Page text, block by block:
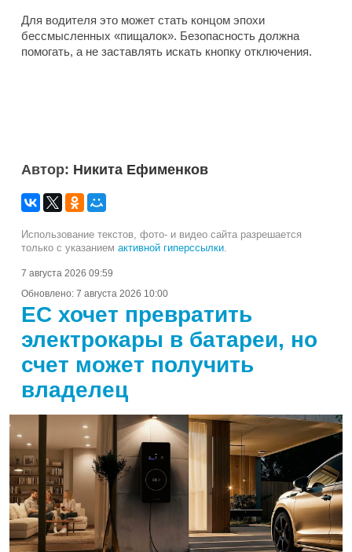
Для водителя это может стать концом эпохи
бессмысленных «пищалок». Безопасность должна
помогать, а не заставлять искать кнопку отключения.
Автор: Никита Ефименков
Использование текстов, фото- и видео сайта разрешается
только с указанием активной гиперссылки.
7 августа 2026 09:59
Обновлено: 7 августа 2026 10:00
ЕС хочет превратить
электрокары в батареи, но
счет может получить
владелец